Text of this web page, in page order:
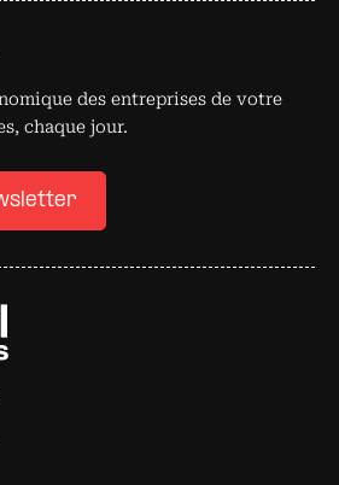
des entreprises de votre
chaque jour.